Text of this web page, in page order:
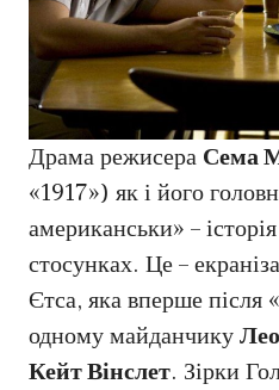
Драма режисера Сема
«1917») як і його
американськи» –
стосунках. Це –
Єтса, яка вперше після
одному майданчику
Кейт Вінслет. Зірки